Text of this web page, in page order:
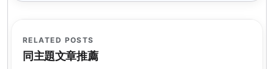
RELATED POSTS
同主題文章推薦